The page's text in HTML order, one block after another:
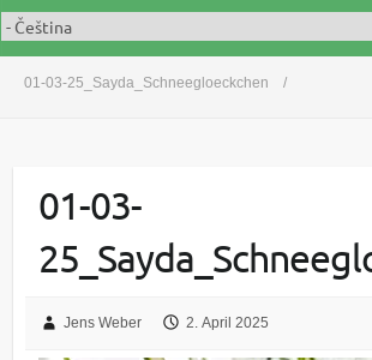
e
n
01-03-25_Sayda_Schneegloeckchen
01-03-
Jens Weber 2. April 2025